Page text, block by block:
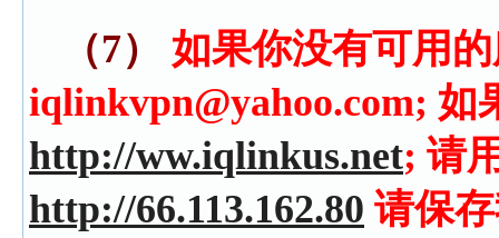
（7） 如果你没有可用
iqlinkvpn@yahoo.com;
http://ww.iqlinkus.net; 请
http://66.113.162.80 请保